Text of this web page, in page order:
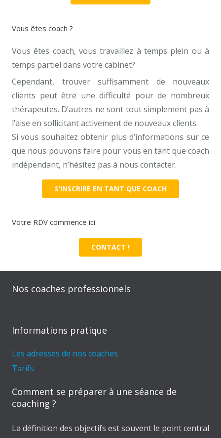
Vous êtes coach ?
Vous êtes coach, vous travaillez à temps plein ou à
temps partiel dans votre cabinet?
Cependant, trouver suffisamment de nouveaux
clients peut être une difficulté pour de nombreux
thérapeutes. D’autres ne sont tout simplement pas à
l’aise en sollicitant activement de nouveaux clients.
Si vous souhaitez obtenir plus d’informations sur ce
que nous pouvons faire pour vous en tant que coach
indépendant, n’hésitez pas à nous contacter.
S’INSCRIRE EN TANT QUE COACH
Votre RDV commence ici
CONTACT !
Nos coaches professionnels
Informations pratique
Les adresses de nos coaches
Tarifs
Comment se préparer à une séance de
coaching ?
La définition des objectifs est souvent le point central